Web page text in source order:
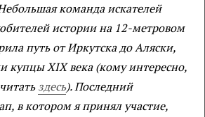
команда искателей
истории на 12-метровом
путь от Иркутска до Аляски,
купцыXIXвека (кому интересно,
здесь). Последний
в котором я принял участие,